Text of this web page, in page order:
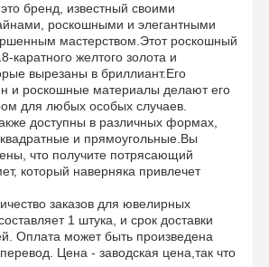
Контроль
Качества
Свяжитесь С
Нами
Новости
Блог
Запросите
Цитату
бренд, известный своими
роскошными и элегантными
мастерством.Этот роскошный
каратного желтого золота и
вырезаны в бриллиант.Его
и роскошные материалы делают его
для любых особых случаев.
доступны в различных формах,
и прямоугольные.Вы
что получите потрясающий
который наверняка привлечет
заказов для ювелирных
1 штука, и срок доставки
Оплата может быть произведена
Цена - заводская цена,так что